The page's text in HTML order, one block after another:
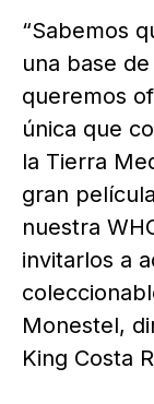
“Sabemos
una base
queremos
única que
la Tierra
gran
nuestra
invitarlos a
Monestel,
King Costa